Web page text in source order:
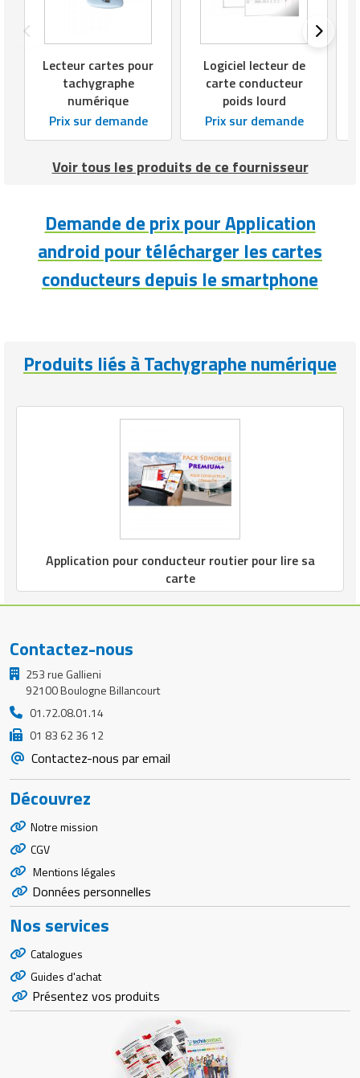
Matériel de musculation
Vêtement sportif
Rôtisserie professionnelle
Sautause professionnelle
Table de cuisson professionnelle
Tables de préparation réfrigérées
Ustensile de cuisine
Vaisselle restaurant
Vitrines réfrigérées
Lecteur cartes pour
tachygraphe
numérique
Prix sur demande
Logiciel lecteur de
carte conducteur
poids lourd
Prix sur demande
Voir tous les produits de ce fournisseur
Demande de prix pour Application
android pour télécharger les cartes
conducteurs depuis le smartphone
Produits liés à Tachygraphe numérique
Application pour conducteur routier pour lire sa
carte
Contactez-nous
253 rue Gallieni
92100 Boulogne Billancourt
01.72.08.01.14
01 83 62 36 12
Contactez-nous par email
Découvrez
Notre mission
CGV
Mentions légales
Données personnelles
Nos services
Catalogues
Guides d'achat
Présentez vos produits